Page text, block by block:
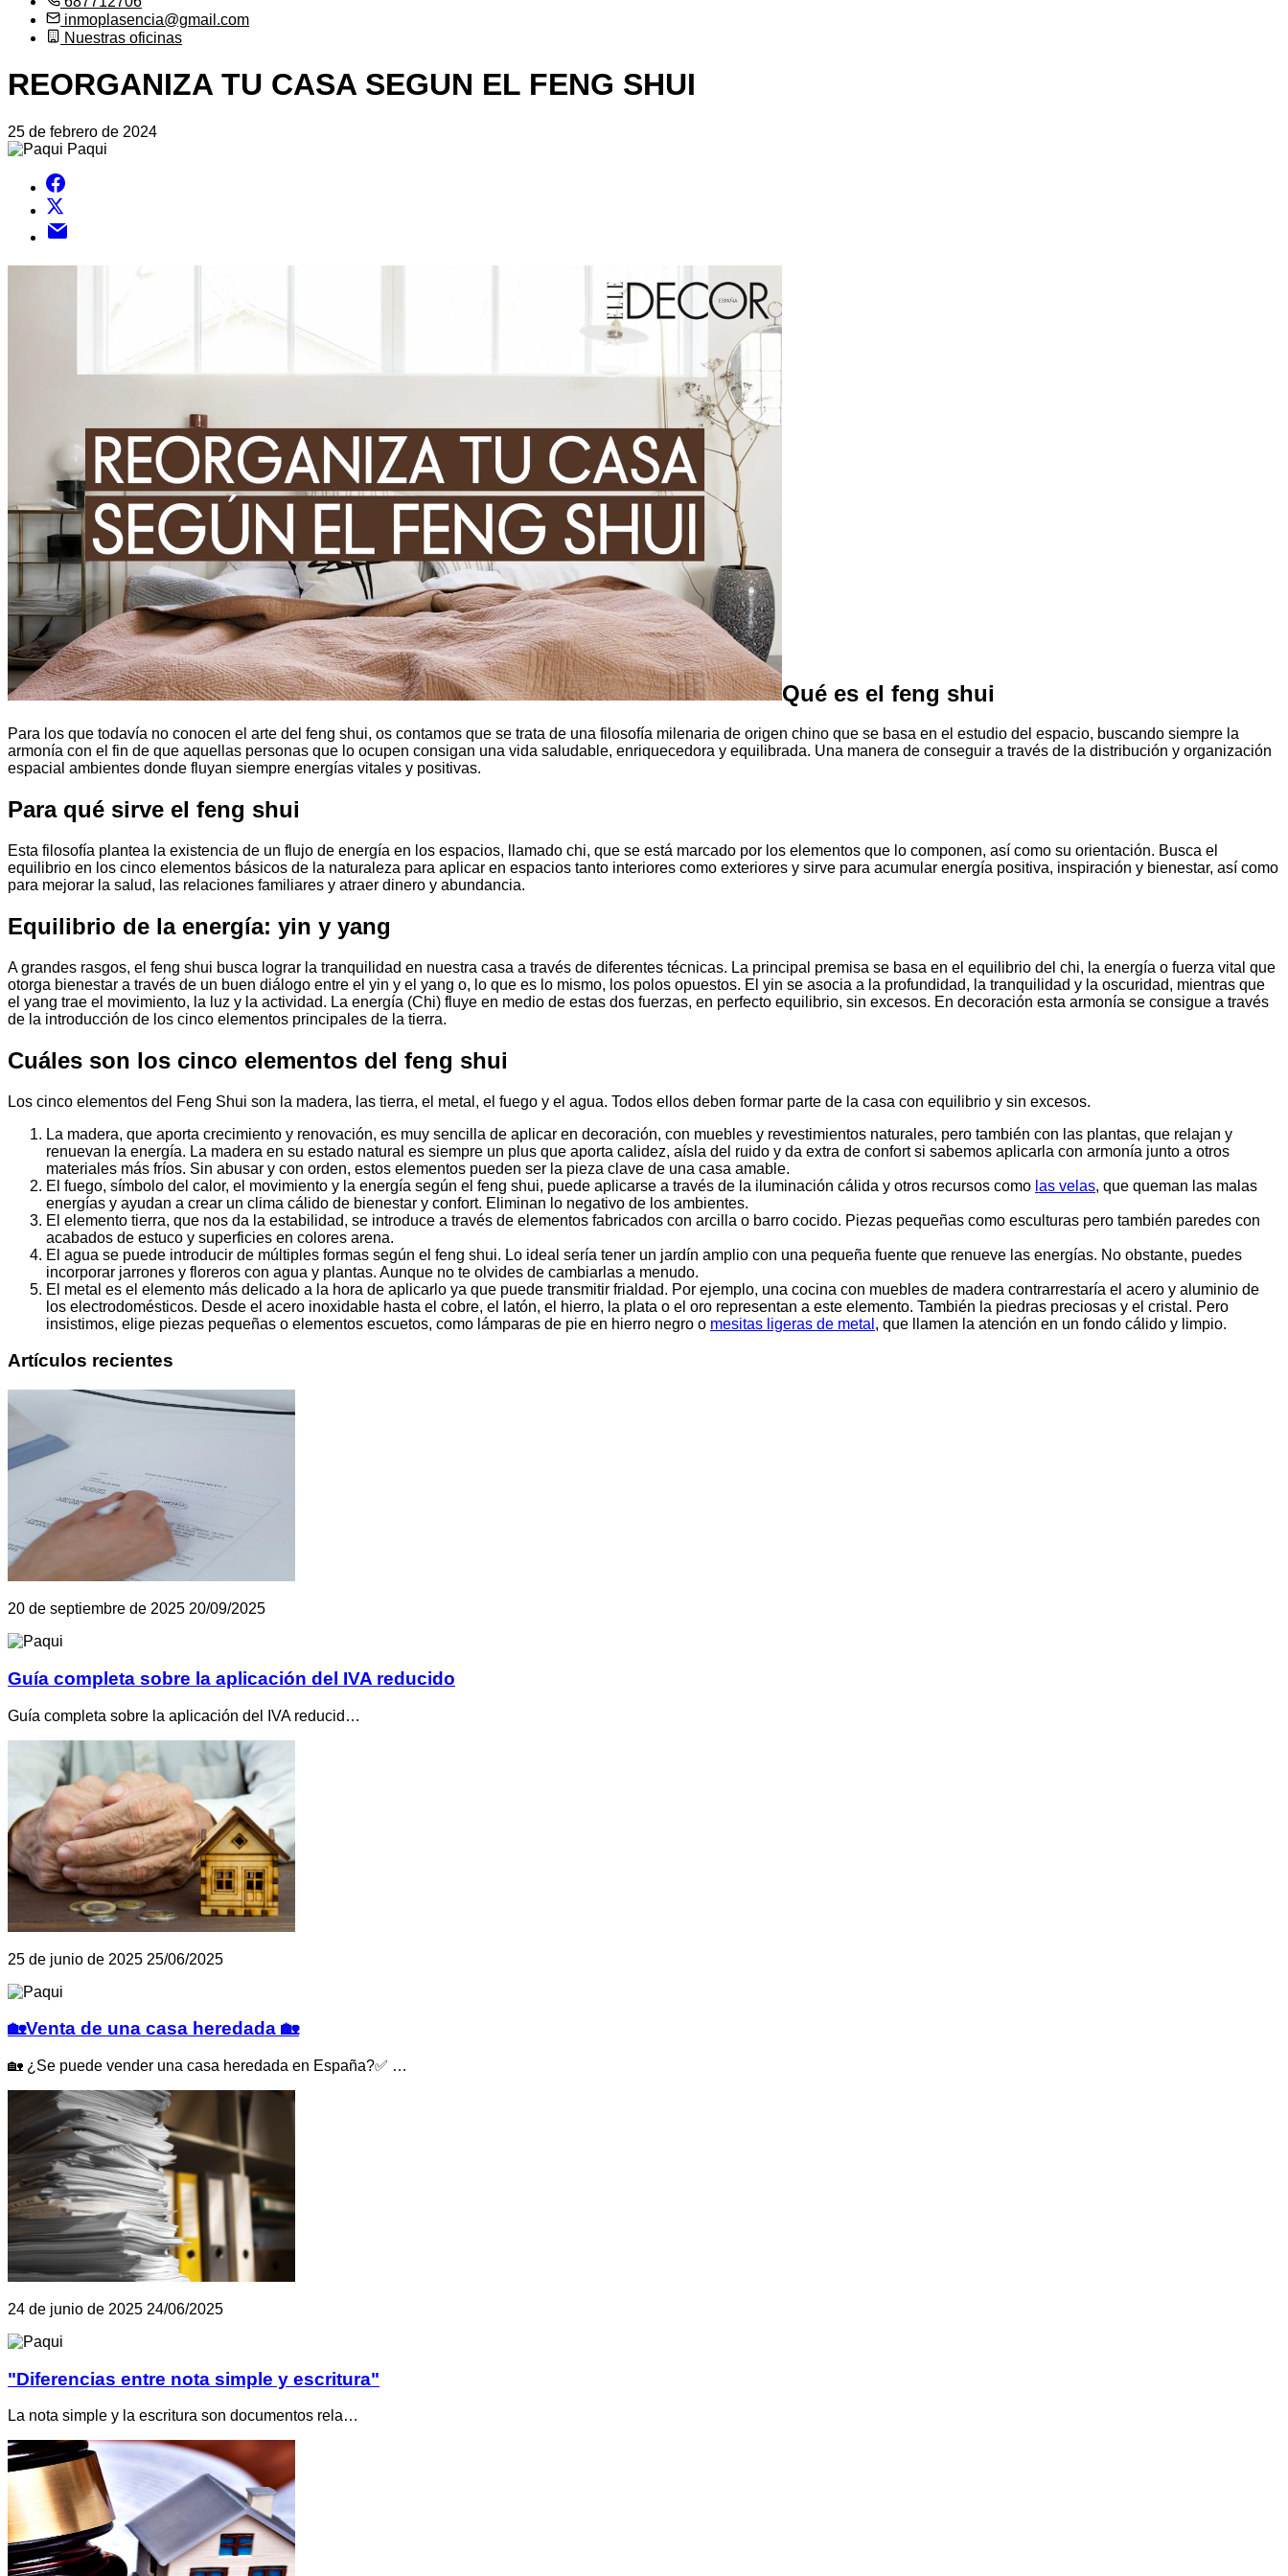
inmoplasencia@gmail.com
Nuestras oficinas
REORGANIZA TU CASA SEGUN EL FENG SHUI
25 de febrero de 2024
Paqui
Qué es el feng shui
Para los que todavía no conocen el arte del feng shui, os contamos que se trata de una filosofía milenaria de origen chino que se basa en el estudio del espacio, buscando siempre la
armonía con el fin de que aquellas personas que lo ocupen consigan una vida saludable, enriquecedora y equilibrada. Una manera de conseguir a través de la distribución y organización
espacial ambientes donde fluyan siempre energías vitales y positivas.
Para qué sirve el feng shui
Esta filosofía plantea la existencia de un flujo de energía en los espacios, llamado chi, que se está marcado por los elementos que lo componen, así como su orientación. Busca el
equilibrio en los cinco elementos básicos de la naturaleza para aplicar en espacios tanto interiores como exteriores y sirve para acumular energía positiva, inspiración y bienestar, así como
para mejorar la salud, las relaciones familiares y atraer dinero y abundancia.
Equilibrio de la energía: yin y yang
A grandes rasgos, el feng shui busca lograr la tranquilidad en nuestra casa a través de diferentes técnicas. La principal premisa se basa en el equilibrio del chi, la energía o fuerza vital que
otorga bienestar a través de un buen diálogo entre el yin y el yang o, lo que es lo mismo, los polos opuestos. El yin se asocia a la profundidad, la tranquilidad y la oscuridad, mientras que
el yang trae el movimiento, la luz y la actividad. La energía (Chi) fluye en medio de estas dos fuerzas, en perfecto equilibrio, sin excesos. En decoración esta armonía se consigue a través
de la introducción de los cinco elementos principales de la tierra.
Cuáles son los cinco elementos del feng shui
Los cinco elementos del Feng Shui son la madera, las tierra, el metal, el fuego y el agua. Todos ellos deben formar parte de la casa con equilibrio y sin excesos.
La madera, que aporta crecimiento y renovación, es muy sencilla de aplicar en decoración, con muebles y revestimientos naturales, pero también con las plantas, que relajan y
renuevan la energía. La madera en su estado natural es siempre un plus que aporta calidez, aísla del ruido y da extra de confort si sabemos aplicarla con armonía junto a otros
materiales más fríos. Sin abusar y con orden, estos elementos pueden ser la pieza clave de una casa amable.
El fuego, símbolo del calor, el movimiento y la energía según el feng shui, puede aplicarse a través de la iluminación cálida y otros recursos como las velas, que queman las malas
energías y ayudan a crear un clima cálido de bienestar y confort. Eliminan lo negativo de los ambientes.
El elemento tierra, que nos da la estabilidad, se introduce a través de elementos fabricados con arcilla o barro cocido. Piezas pequeñas como esculturas pero también paredes con
acabados de estuco y superficies en colores arena.
El agua se puede introducir de múltiples formas según el feng shui. Lo ideal sería tener un jardín amplio con una pequeña fuente que renueve las energías. No obstante, puedes
incorporar jarrones y floreros con agua y plantas. Aunque no te olvides de cambiarlas a menudo.
El metal es el elemento más delicado a la hora de aplicarlo ya que puede transmitir frialdad. Por ejemplo, una cocina con muebles de madera contrarrestaría el acero y aluminio de
los electrodomésticos. Desde el acero inoxidable hasta el cobre, el latón, el hierro, la plata o el oro representan a este elemento. También la piedras preciosas y el cristal. Pero
insistimos, elige piezas pequeñas o elementos escuetos, como lámparas de pie en hierro negro o mesitas ligeras de metal , que llamen la atención en un fondo cálido y limpio.
Artículos recientes
20 de septiembre de 2025 20/09/2025
Guía completa sobre la aplicación del IVA reducido
Guía completa sobre la aplicación del IVA reducid…
25 de junio de 2025 25/06/2025
🏡Venta de una casa heredada 🏡
🏡 ¿Se puede vender una casa heredada en España?✅ …
24 de junio de 2025 24/06/2025
"Diferencias entre nota simple y escritura"
La nota simple y la escritura son documentos rela…